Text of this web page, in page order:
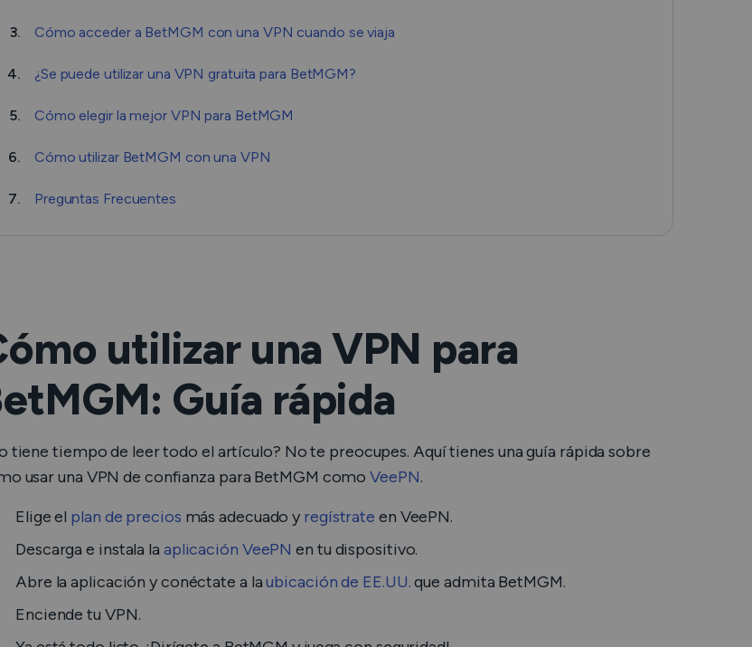
3. Cómo acceder a BetMGM con una VPN cuando se viaja
4. ¿Se puede utilizar una VPN gratuita para BetMGM?
5. Cómo elegir la mejor VPN para BetMGM
6. Cómo utilizar BetMGM con una VPN
7. Preguntas Frecuentes
utilizar una VPN para
Guía rápida
tiene tiempo de leer todo el artículo? No te preocupes. Aquí tienes una guía rápida sobre
usar una VPN de confianza para BetMGM comoVeePN.
Elige el plan de precios más adecuado y regístrate en VeePN.
Descarga e instala la aplicación VeePN en tu dispositivo.
Abre la aplicación y conéctate a laubicación de EE.UU.que admita BetMGM.
Enciende tu VPN.